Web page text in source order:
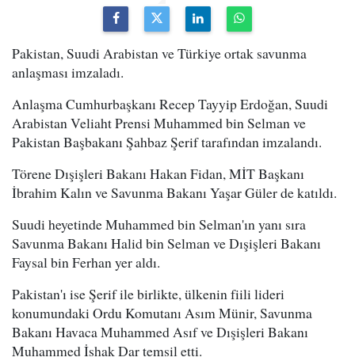
Pakistan, Suudi Arabistan ve Türkiye ortak savunma
anlaşması imzaladı.
Anlaşma Cumhurbaşkanı Recep Tayyip Erdoğan, Suudi
Arabistan Veliaht Prensi Muhammed bin Selman ve
Pakistan Başbakanı Şahbaz Şerif tarafından imzalandı.
Törene Dışişleri Bakanı Hakan Fidan, MİT Başkanı
İbrahim Kalın ve Savunma Bakanı Yaşar Güler de katıldı.
Suudi heyetinde Muhammed bin Selman'ın yanı sıra
Savunma Bakanı Halid bin Selman ve Dışişleri Bakanı
Faysal bin Ferhan yer aldı.
Pakistan'ı ise Şerif ile birlikte, ülkenin fiili lideri
konumundaki Ordu Komutanı Asım Münir, Savunma
Bakanı Havaca Muhammed Asıf ve Dışişleri Bakanı
Muhammed İshak Dar temsil etti.